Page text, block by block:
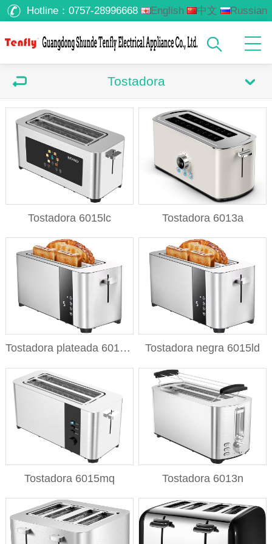
Hotline： 0757-28996668 English 中文
Russian
Tostadora
Tostadora 6015lc Tostadora 6013a
Tostadora plateada 6015ld Tostadora negra 6015ld
Tostadora 6015mq Tostadora 6013n